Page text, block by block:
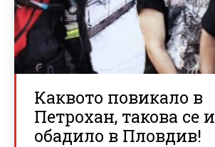
Каквото повикало в
Петрохан, такова се и
обадило в Пловдив!